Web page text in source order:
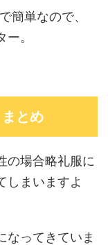
簡単なので、
。
とめ
の場合略礼服に
しまいますよ
なってきていま